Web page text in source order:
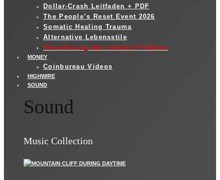
Dollar-Crash Leitfaden + PDF
The People’s Reset Event 2026
Somatic Healing Trauma
Alternative Lebensstile
Verankerung des inneren Friedens
MONEY
Coinbureau Videos
HIGHWIRE
SOUND
Sound
Music Collection